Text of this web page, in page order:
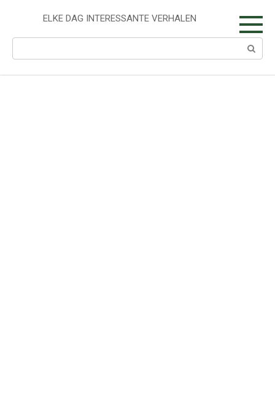
ELKE DAG INTERESSANTE VERHALEN
Search: